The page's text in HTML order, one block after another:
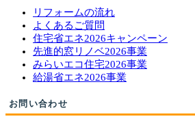
リフォームの流れ
よくあるご質問
住宅省エネ2026キャンペーン
先進的窓リノベ2026事業
みらいエコ住宅2026事業
給湯省エネ2026事業
お問い合わせ